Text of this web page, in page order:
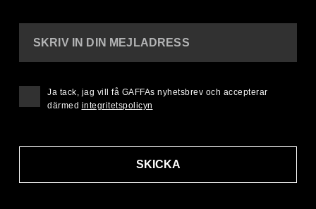
SKRIV IN DIN MEJLADRESS
SKICKA
Ja tack, jag vill få GAFFAs nyhetsbrev och accepterar
därmed integritetspolicyn